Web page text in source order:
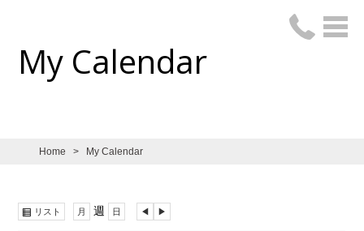
My Calendar
Home > My Calendar
リスト
示
月 週 日
前
へ
次
へ